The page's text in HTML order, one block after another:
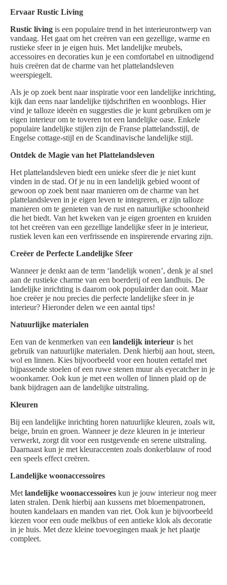
Ervaar Rustic Living
Rustic living is een populaire trend in het interieurontwerp van
vandaag. Het gaat om het creëren van een gezellige, warme en
rustieke sfeer in je eigen huis. Met landelijke meubels,
accessoires en decoraties kun je een comfortabel en uitnodigend
huis creëren dat de charme van het plattelandsleven
weerspiegelt.
Als je op zoek bent naar inspiratie voor een landelijke inrichting,
kijk dan eens naar landelijke tijdschriften en woonblogs. Hier
vind je talloze ideeën en suggesties die je kunt gebruiken om je
eigen interieur om te toveren tot een landelijke oase. Enkele
populaire landelijke stijlen zijn de Franse plattelandsstijl, de
Engelse cottage-stijl en de Scandinavische landelijke stijl.
Ontdek de Magie van het Plattelandsleven
Het plattelandsleven biedt een unieke sfeer die je niet kunt
vinden in de stad. Of je nu in een landelijk gebied woont of
gewoon op zoek bent naar manieren om de charme van het
plattelandsleven in je eigen leven te integreren, er zijn talloze
manieren om te genieten van de rust en natuurlijke schoonheid
die het biedt. Van het kweken van je eigen groenten en kruiden
tot het creëren van een gezellige landelijke sfeer in je interieur,
rustiek leven kan een verfrissende en inspirerende ervaring zijn.
Creëer de Perfecte Landelijke Sfeer
Wanneer je denkt aan de term ‘landelijk wonen’, denk je al snel
aan de rustieke charme van een boerderij of een landhuis. De
landelijke inrichting is daarom ook populairder dan ooit. Maar
hoe creëer je nou precies die perfecte landelijke sfeer in je
interieur? Hieronder delen we een aantal tips!
Natuurlijke materialen
Een van de kenmerken van een landelijk interieur is het
gebruik van natuurlijke materialen. Denk hierbij aan hout, steen,
wol en linnen. Kies bijvoorbeeld voor een houten eettafel met
bijpassende stoelen of een ruwe stenen muur als eyecatcher in je
woonkamer. Ook kun je met een wollen of linnen plaid op de
bank bijdragen aan de landelijke uitstraling.
Kleuren
Bij een landelijke inrichting horen natuurlijke kleuren, zoals wit,
beige, bruin en groen. Wanneer je deze kleuren in je interieur
verwerkt, zorgt dit voor een rustgevende en serene uitstraling.
Daarnaast kun je met kleuraccenten zoals donkerblauw of rood
een speels effect creëren.
Landelijke woonaccessoires
Metlandelijke woonaccessoires kun je jouw interieur nog meer
laten stralen. Denk hierbij aan kussens met bloemenpatronen,
houten kandelaars en manden van riet. Ook kun je bijvoorbeeld
kiezen voor een oude melkbus of een antieke klok als decoratie
in je huis. Met deze kleine toevoegingen maak je het plaatje
compleet.